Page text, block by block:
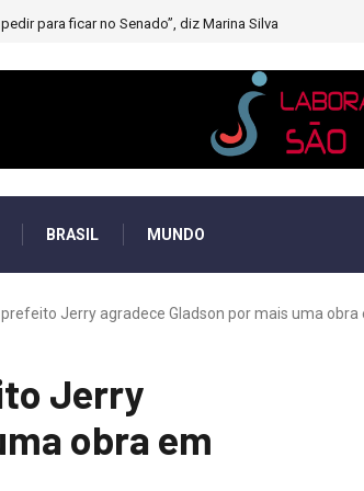
para ficar no Senado”, diz Marina Silva
BRASIL MUNDO
Jerry agradece Gladson por mais uma obra
Jerry
obra em